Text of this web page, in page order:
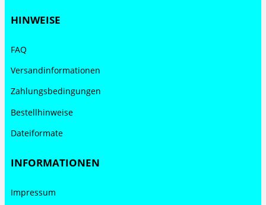
HINWEISE
FAQ
Versandinformationen
Zahlungsbedingungen
Bestellhinweise
Dateiformate
INFORMATIONEN
Impressum